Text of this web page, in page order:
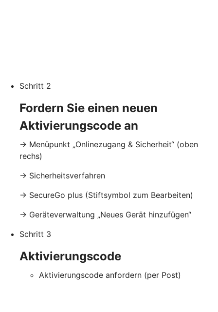
Schritt 2
Fordern Sie einen neuen
Aktivierungscode an
-> Menüpunkt „Onlinezugang & Sicherheit“ (oben
rechs)
-> Sicherheitsverfahren
-> SecureGo plus (Stiftsymbol zum Bearbeiten)
-> Geräteverwaltung „Neues Gerät hinzufügen“
Schritt 3
Aktivierungscode
Aktivierungscode anfordern (per Post)